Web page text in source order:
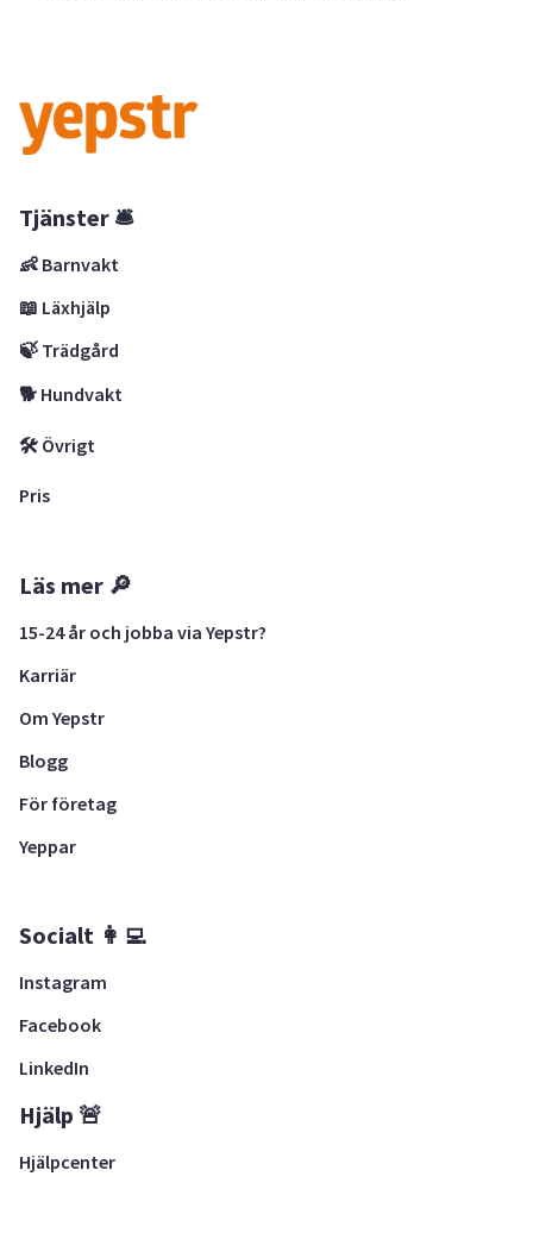
Tjänster 🛎
👶 Barnvakt
📖 Läxhjälp
🍃 Trädgård
🐕 Hundvakt
🛠 Övrigt
Pris
Läs mer 🔎
15-24 år och jobba via Yepstr?
Karriär
Om Yepstr
Blogg
För företag
Yeppar
Socialt 👩‍💻
Instagram
Facebook
LinkedIn
Hjälp 🚨
Hjälpcenter